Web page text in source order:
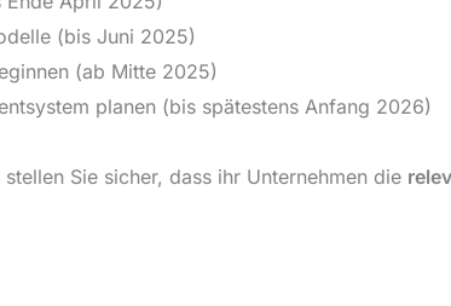
(bis Juni 2025)
(ab Mitte 2025)
planen (bis spätestens Anfang 2026)
Sie sicher, dass ihr Unternehmen die